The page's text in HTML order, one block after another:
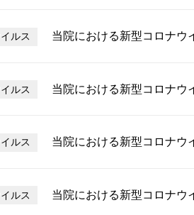
ルス 当院における新型コロナウ
ルス 当院における新型コロナウ
ルス 当院における新型コロナウ
ルス 当院における新型コロナウ